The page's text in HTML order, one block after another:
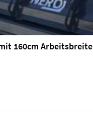
160cm Arbeitsbreite